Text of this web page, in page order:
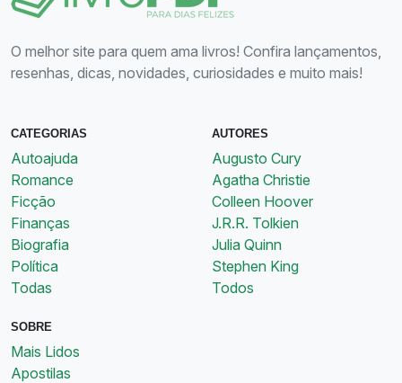
O melhor site para quem ama livros! Confira lançamentos,
resenhas, dicas, novidades, curiosidades e muito mais!
CATEGORIAS
Autoajuda
Romance
Ficção
Finanças
Biografia
Política
Todas
AUTORES
Augusto Cury
Agatha Christie
Colleen Hoover
J.R.R. Tolkien
Julia Quinn
Stephen King
Todos
SOBRE
Mais Lidos
Apostilas